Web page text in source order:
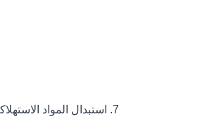
7. استبدال المواد